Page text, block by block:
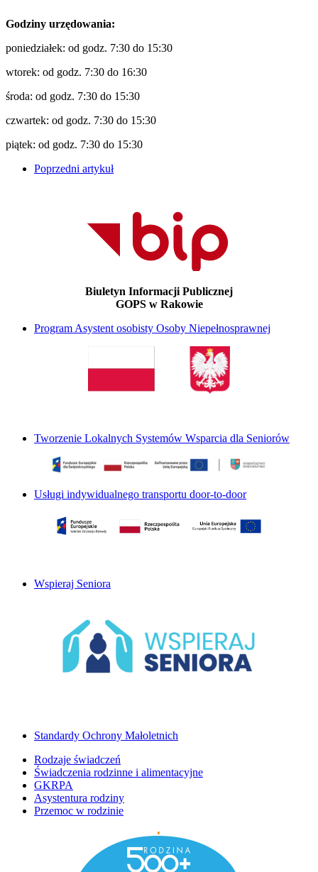
Godziny urzędowania:
poniedziałek: od godz. 7:30 do 15:30
wtorek: od godz. 7:30 do 16:30
środa: od godz. 7:30 do 15:30
czwartek: od godz. 7:30 do 15:30
piątek: od godz. 7:30 do 15:30
Poprzedni artykuł
Biuletyn Informacji Publicznej
GOPS w Rakowie
Program Asystent osobisty Osoby Niepełnosprawnej
Tworzenie Lokalnych Systemów Wsparcia dla Seniorów
Usługi indywidualnego transportu door-to-door
Wspieraj Seniora
Standardy Ochrony Małoletnich
Rodzaje świadczeń
Świadczenia rodzinne i alimentacyjne
GKRPA
Asystentura rodziny
Przemoc w rodzinie